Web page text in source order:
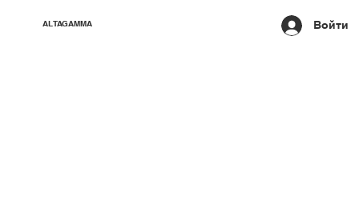
ALTAGAMMA Войти